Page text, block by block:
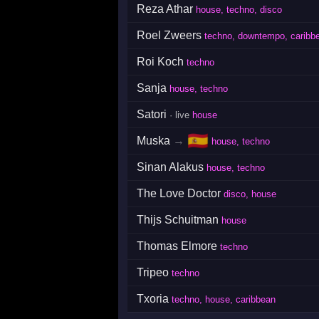
Reza Athar house, techno, disco
Roel Zweers techno, downtempo,
Roi Koch techno
Sanja house, techno
Satori · live house
Muska → 🇪🇸 house, techno
Sinan Alakus house, techno
The Love Doctor disco, house
Thijs Schuitman house
Thomas Elmore techno
Tripeo techno
Txoria techno, house, caribbean